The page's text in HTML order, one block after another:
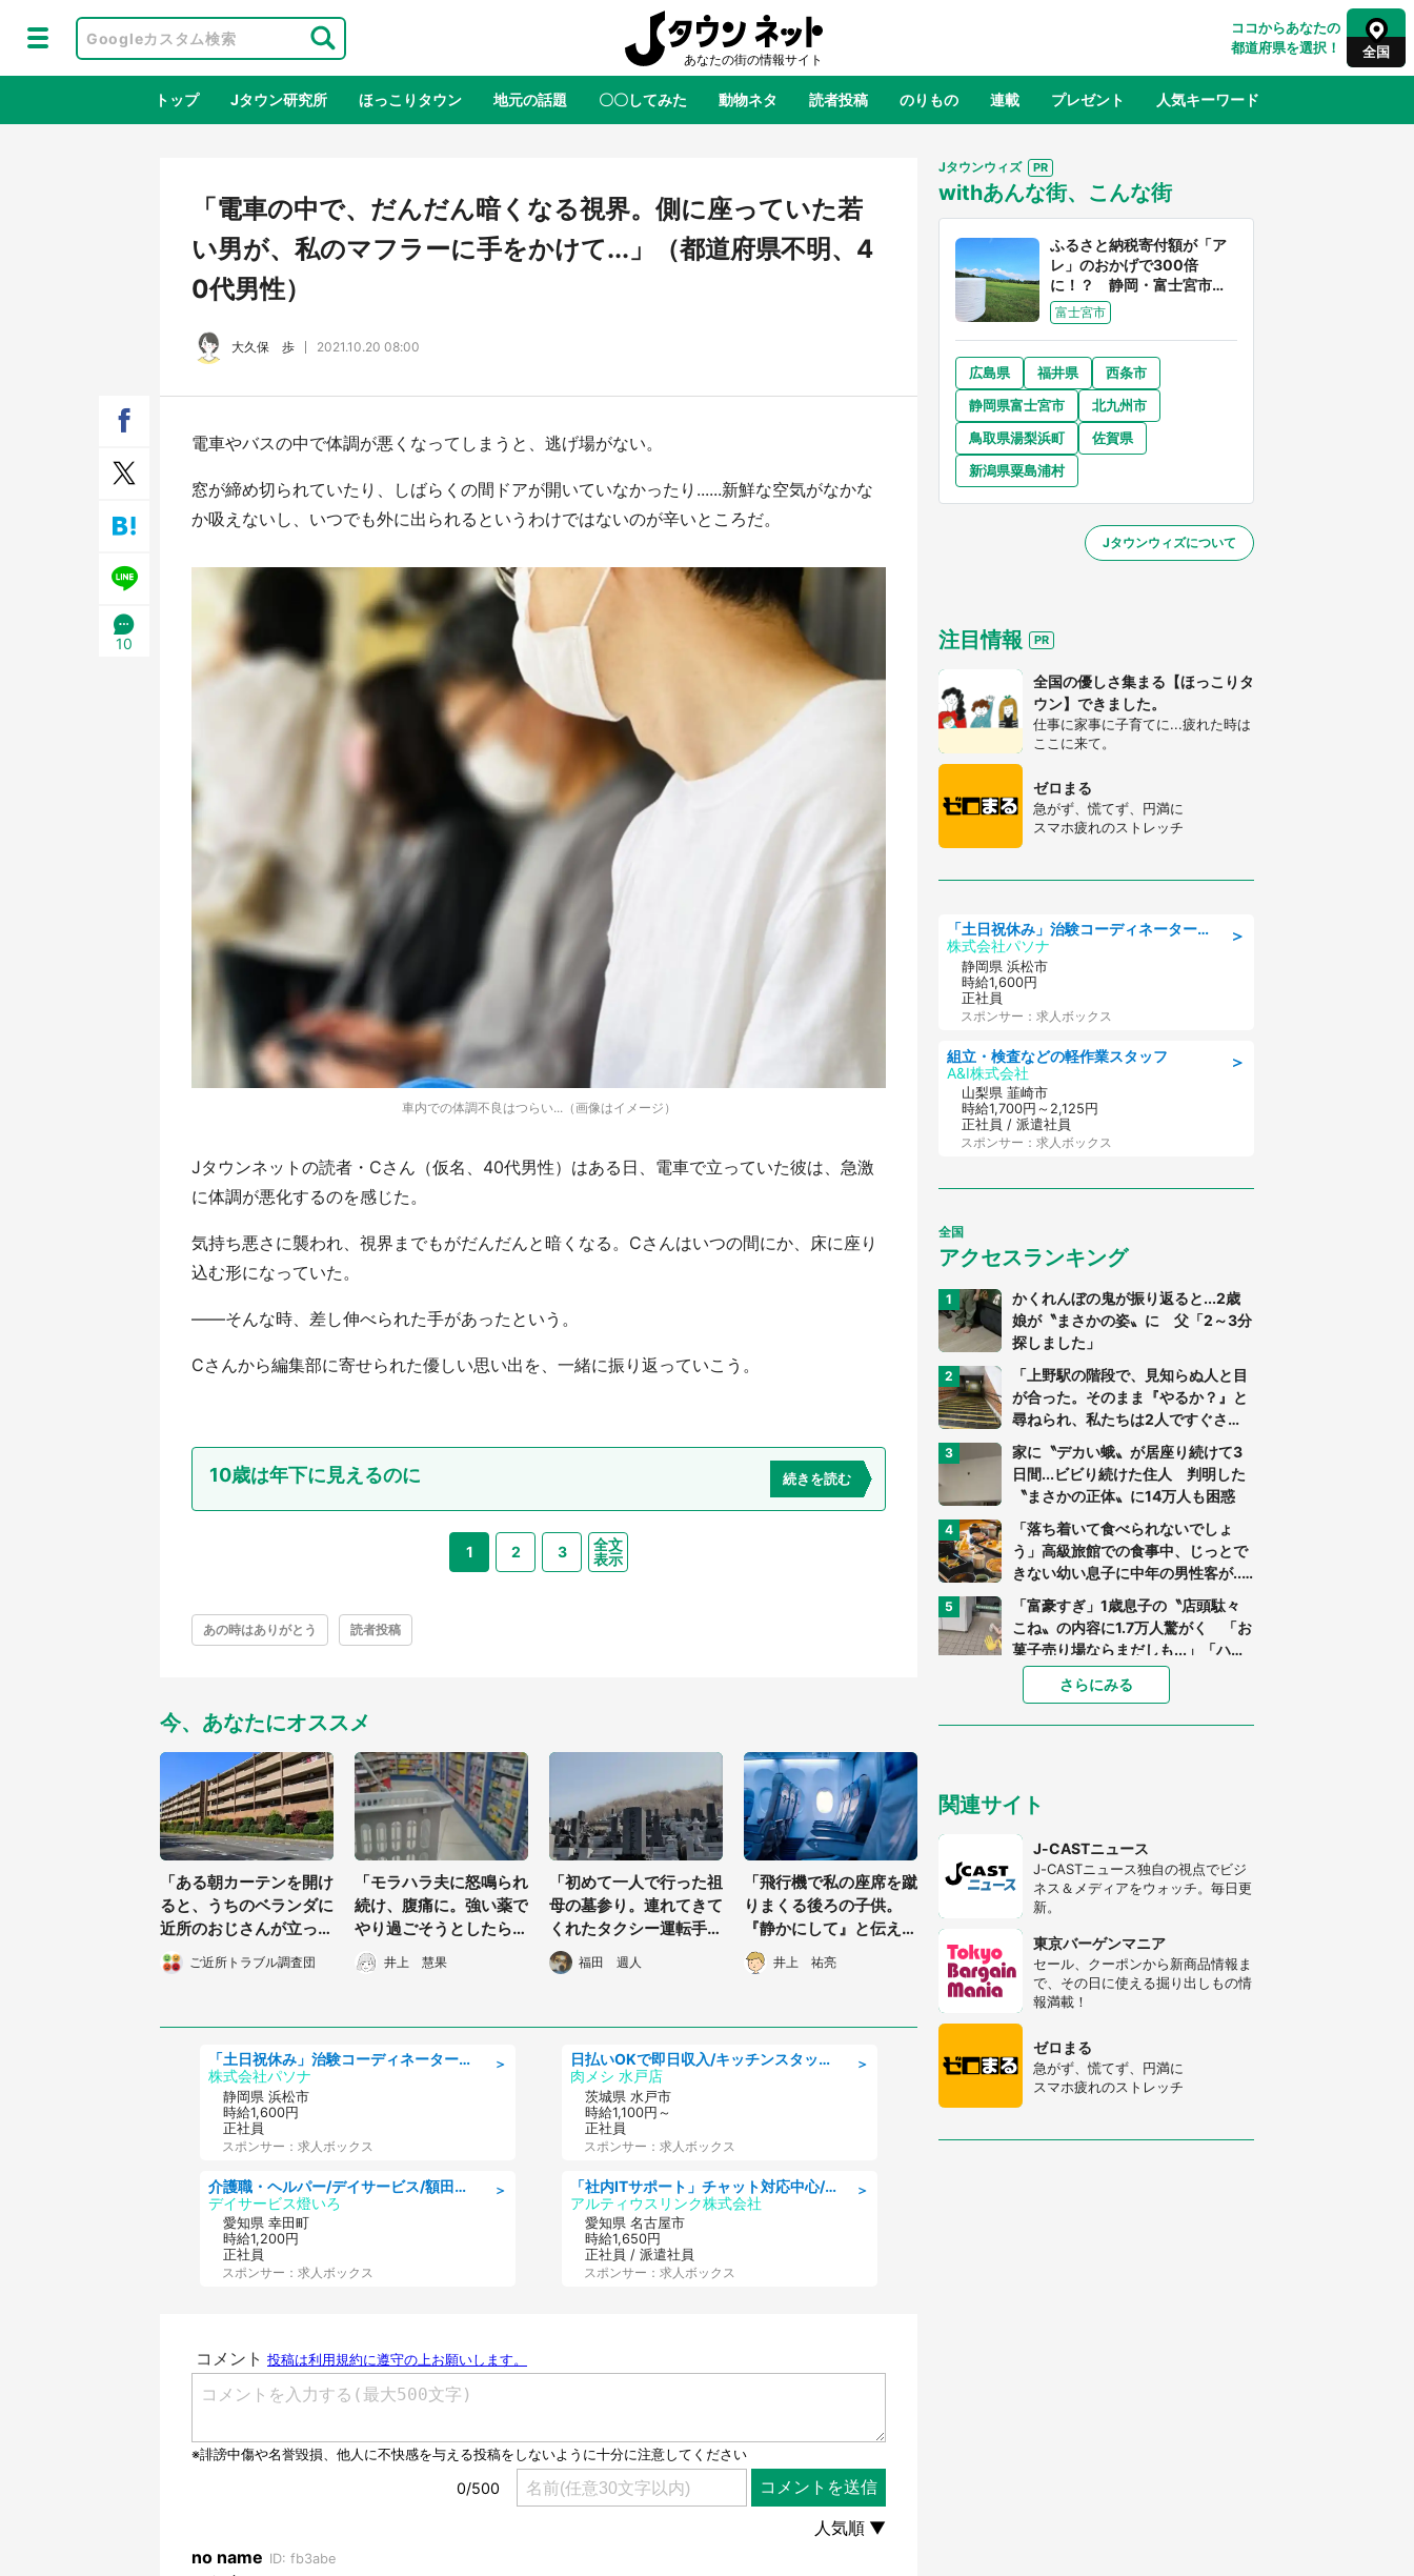
ココからあなたの
都道府県を選択！
全国
全国 全国
東北 青森 岩手 宮城 山形 福島
茨城 栃木 群馬 千葉 東京 神奈川
奈良 和歌山
山口
四国
九州 福岡 佐賀 長崎 大分 宮崎
トップ Jタウン研究所 ほっこりタウン 地元の話題 〇〇してみた 動物ネタ 読者投稿 のりもの 連載 プレゼント 人気キーワード
地域×二次元 絶景 あの時はありがとう 物語がはじまる町へ ふるさと納税
服！？ 県公式プロモ動画で「聖地」
に入り込む 六本木ヒルズ展望台でコ
／1～10／26】
／1～31】
『小林さんちのメイドラゴン』と舞台
のモデル・越谷がコラボ 田んぼアー
トの見頃にあわせて企画続々【7／31
～】
もっとみる
「電車の中で、だんだん暗くなる視界。側に座っていた若
い男が、私のマフラーに手をかけて...」（都道府県不明、4
0代男性）
大久保 歩 2021.10.20 08:00
10
電車やバスの中で体調が悪くなってしまうと、逃げ場がない。
窓が締め切られていたり、しばらくの間ドアが開いていなかったり......新鮮な空気がなかな
か吸えないし、いつでも外に出られるというわけではないのが辛いところだ。
車内での体調不良はつらい...（画像はイメージ）
Jタウンネットの読者・Cさん（仮名、40代男性）はある日、電車で立っていた彼は、急激
に体調が悪化するのを感じた。
気持ち悪さに襲われ、視界までもがだんだんと暗くなる。Cさんはいつの間にか、床に座り
込む形になっていた。
――そんな時、差し伸べられた手があったという。
Cさんから編集部に寄せられた優しい思い出を、一緒に振り返っていこう。
10歳は年下に見えるのに 続きを読む
1 2 3
全文
表示
あの時はありがとう 読者投稿
今、あなたにオススメ
「ある朝カーテンを開け
ると、うちのベランダに
近所のおじさんが立って
いて...」（東京都・50
代女性）
ご近所トラブル調査団
「モラハラ夫に怒鳴られ
続け、腹痛に。強い薬で
やり過ごそうとしたら、
薬剤師が『あなたには売
れない』」（愛知県・4
井上 慧果
「初めて一人で行った祖
母の墓参り。連れてきて
くれたタクシー運転手の
おじさんが、霊園の中ま
で...」（30代女性）
福田 週人
「飛行機で私の座席を蹴
りまくる後ろの子供。
『静かにして』と伝える
と、その子の父親が私の
腕を...」（50代女性・
井上 祐亮
＞
「土日祝休み」治験コーディネーターのお仕事/未経験OK
株式会社パソナ
静岡県 浜松市
時給1,600円
正社員
スポンサー：求人ボックス
＞
介護職・ヘルパー/デイサービス/額田郡幸田町/JR東海道本線 幸田/愛知県
デイサービス燈いろ
愛知県 幸田町
時給1,200円
正社員
スポンサー：求人ボックス
＞
日払いOKで即日収入/キッチンスタッフ/デリバリー業務など、自己成長可能な幅広い仕事に挑戦!髪型自由&ピアス・ネイルOK/茨城県/水戸市
肉メシ 水戸店
茨城県 水戸市
時給1,100円～
正社員
スポンサー：求人ボックス
＞
「社内ITサポート」チャット対応中心/電話少なめ/土日祝休/名古屋市港区
アルティウスリンク株式会社
愛知県 名古屋市
時給1,650円
正社員 / 派遣社員
スポンサー：求人ボックス
Jタウンウィズ
withあんな街、こんな街
ふるさと納税寄付額が「ア
レ」のおかげで300倍
に！？ 静岡・富士宮市は
富士山産の魅力あふれるス
ゴイ街
富士宮市
広島県 福井県
西条市
静岡県富士宮市
北九州市
鳥取県湯梨浜町
佐賀県
新潟県粟島浦村
Jタウンウィズについて
注目情報
全国の優しさ集まる【ほっこりタ
ウン】できました。
仕事に家事に子育てに...疲れた時は
ここに来て。
ゼロまる
急がず、慌てず、円満に
スマホ疲れのストレッチ
＞
「土日祝休み」治験コーディネーターのお仕事/未経験OK
株式会社パソナ
静岡県 浜松市
時給1,600円
正社員
スポンサー：求人ボックス
＞
組立・検査などの軽作業スタッフ
A&I株式会社
山梨県 韮崎市
時給1,700円～2,125円
正社員 / 派遣社員
スポンサー：求人ボックス
全国
アクセスランキング
かくれんぼの鬼が振り返ると...2歳
娘が〝まさかの姿〟に 父「2～3分
探しました」
「上野駅の階段で、見知らぬ人と目
が合った。そのまま『やるか？』と
尋ねられ、私たちは2人ですぐさ
ま...」（茨城県・70代男性）
家に〝デカい蛾〟が居座り続けて3
日間...ビビり続けた住人 判明した
〝まさかの正体〟に14万人も困惑
「落ち着いて食べられないでしょ
う」高級旅館での食事中、じっとで
きない幼い息子に中年の男性客が...
（東京都・40代男性）
「富豪すぎ」1歳息子の〝店頭駄々
こね〟の内容に1.7万人驚がく 「お
菓子売り場ならまだしも...」「ハー
ドル高い」
「閉所恐怖症の私は新幹線で大パニ
ック。隣席の青年に『手を繋いで』
とお願いしたら...」 体験談に8万
生の野菜〟に6.5万人戦慄
あまりにも四角すぎる猫、激写され
る 「これもう座布団だろ」「食パ
ンの耳」と1.4万人困惑
「修学旅行に途中参加する娘を送っ
て行ったら、真っ暗な道で遭難状
態。なんとか見つけた民家に助けを
求めると、住人の男性が...」
「孫にあげると思って、あなたにこ
れをあげる」 真夏の山道で見知ら
ぬお婆さんに握らされたもの（山口
県・30代女性）
さらにみる
関連サイト
J-CASTニュース
J-CASTニュース独自の視点でビジ
ネス＆メディアをウォッチ。毎日更
新。
東京バーゲンマニア
セール、クーポンから新商品情報ま
で、その日に使える掘り出しもの情
報満載！
ゼロまる
急がず、慌てず、円満に
スマホ疲れのストレッチ